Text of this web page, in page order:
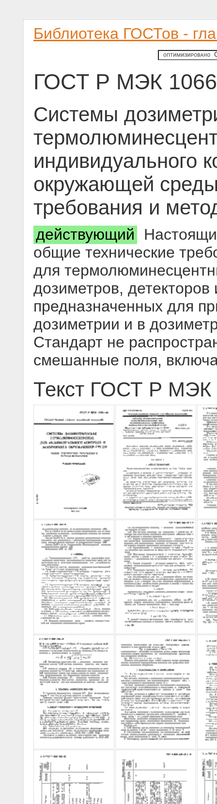
Библиотека ГОСТов -
ГОСТ Р МЭК
Системы
индивидуального
окружающей
требования и
действующий
общие технические
для
дозиметров,
предназначенных для
дозиметрии и в
Стандарт не
смешанные поля,
Текст ГОСТ Р МЭК